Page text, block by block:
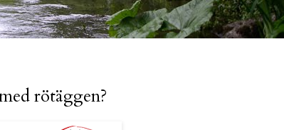
rötäggen?